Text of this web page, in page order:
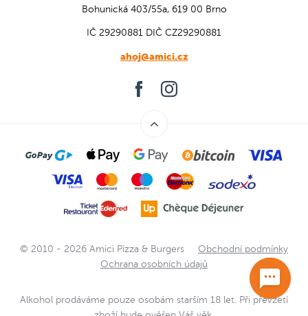
Bohunická 403/55a, 619 00 Brno
IČ 29290881 DIČ CZ29290881
ahoj@amici.cz
© 2010 - 2026 Amici Pizza & Burgers
Obchodní podmínky
Ochrana osobních údajů
Alkohol prodáváme pouze osobám starším 18 let. Při převzetí